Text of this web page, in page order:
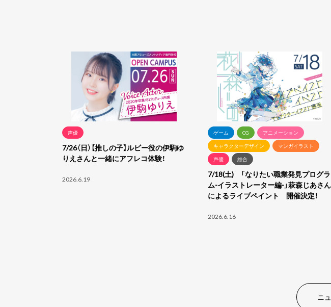
声優
7/26（日）【推しの子】ルビー役の伊駒ゆ
りえさんと一緒にアフレコ体験！
2026.6.19
ゲーム CG
アニメーション
キャラクターデザイン
マンガイラスト
声優
総合
7/18(土) 「なりたい職業発見プログラ
ム-イラストレーター編-」萩森じあさん
によるライブペイント 開催決定！
2026.6.16
ニ